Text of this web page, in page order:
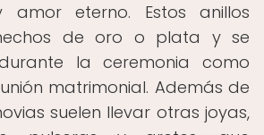
amor eterno. Estos anillos
de oro o plata y se
la ceremonia como
matrimonial. Además de
suelen llevar otras joyas,